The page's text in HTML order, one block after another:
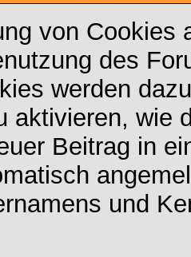
von
des
werden
aktivieren, wie
Beitrag in
und